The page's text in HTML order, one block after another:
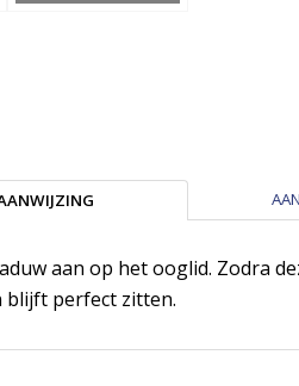
aan op het ooglid. Zodra
blijft perfect zitten.